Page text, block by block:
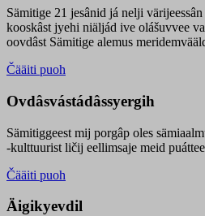
Sämitige 21 jesânid já nelji
kooskâst jyehi niäljád ive olášuvvee
oovdâst Sämitige alemus
Čääiti puoh
Ovdâsvástádâssyergih
Sämitiggeest mij porgâp oles
-kulttuurist ličij eellimsaje meid
Čääiti puoh
Äigikyevdil